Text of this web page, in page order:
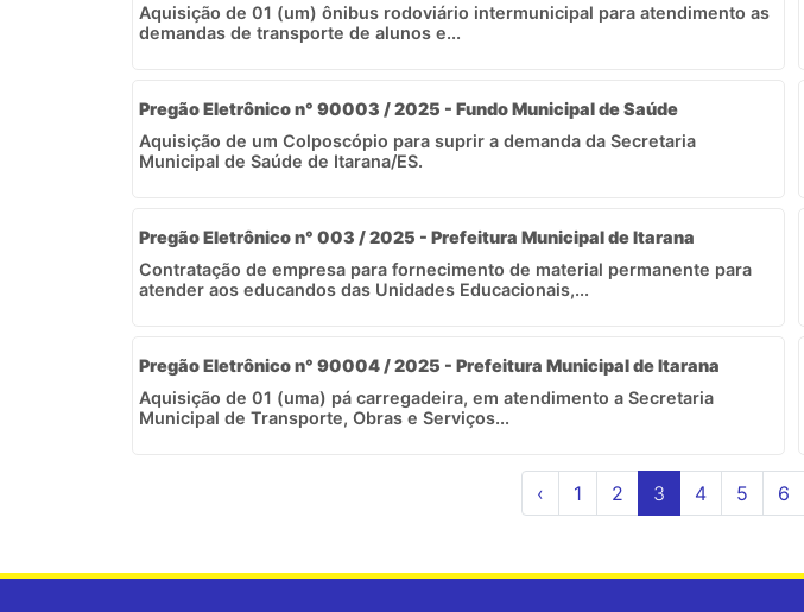
Aquisição de 01 (um) ônibus rodoviário intermunicipal para atendimento as
demandas de transporte de alunos e...
Pregão Eletrônico n° 90003 / 2025 - Fundo Municipal de Saúde
Aquisição de um Colposcópio para suprir a demanda da Secretaria
Municipal de Saúde de Itarana/ES.
Pregão Eletrônico n° 003 / 2025 - Prefeitura Municipal de Itarana
Contratação de empresa para fornecimento de material permanente para
atender aos educandos das Unidades Educacionais,...
Pregão Eletrônico n° 90004 / 2025 - Prefeitura Municipal de Itarana
Aquisição de 01 (uma) pá carregadeira, em atendimento a Secretaria
Municipal de Transporte, Obras e Serviços...
‹ 1 2 3 4 5 6